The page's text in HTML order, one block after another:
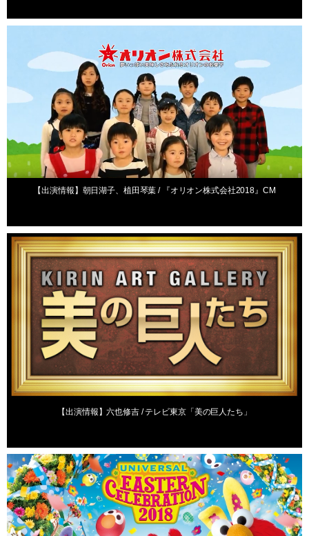
【出演情報】朝日湖子、植田琴葉 / 『オリオン株式会社2018』CM
【出演情報】六也修吉 / テレビ東京「美の巨人たち」
出演情報
出演情報